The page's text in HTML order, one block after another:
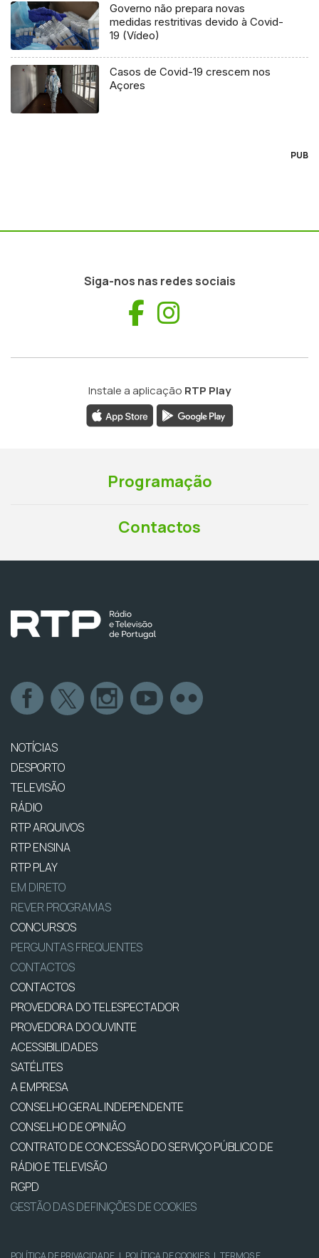
Governo não prepara novas
medidas restritivas devido à Covid-
19 (Vídeo)
Casos de Covid-19 crescem nos
Açores
PUB
Siga-nos nas redes sociais
Facebook
Instale a aplicação RTP Play
Programação
Contactos
NOTÍCIAS
DESPORTO
TELEVISÃO
RÁDIO
RTP ARQUIVOS
RTP ENSINA
RTP PLAY
EM DIRETO
REVER PROGRAMAS
CONCURSOS
PERGUNTAS FREQUENTES
CONTACTOS
CONTACTOS
PROVEDORA DO TELESPECTADOR
PROVEDORA DO OUVINTE
ACESSIBILIDADES
SATÉLITES
A EMPRESA
CONSELHO GERAL INDEPENDENTE
CONSELHO DE OPINIÃO
CONTRATO DE CONCESSÃO DO SERVIÇO PÚBLICO DE
RÁDIO E TELEVISÃO
RGPD
GESTÃO DAS DEFINIÇÕES DE COOKIES
POLÍTICA DE PRIVACIDADE | POLÍTICA DE COOKIES | TERMOS E